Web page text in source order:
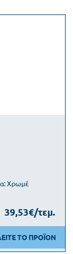
Χρωμέ
39,53€/τεμ.
ΤΟ ΠΡΟΪΟΝ